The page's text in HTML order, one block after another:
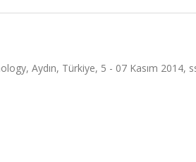
Aydın, Türkiye, 5 - 07 Kasım 2014,